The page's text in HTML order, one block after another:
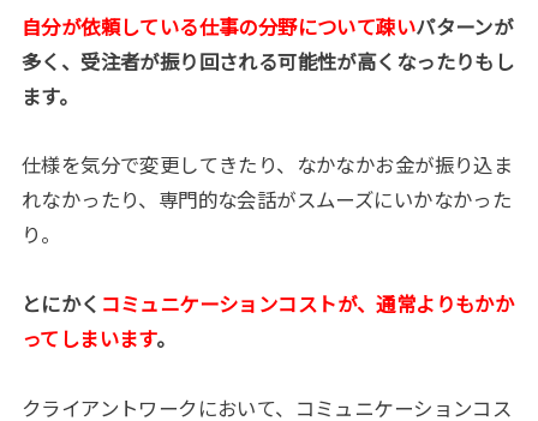
自分が依頼している仕事の分野について疎いパターンが
多く、受注者が振り回される可能性が高くなったりもし
ます。
仕様を気分で変更してきたり、なかなかお金が振り込ま
れなかったり、専門的な会話がスムーズにいかなかった
り。
とにかく コミュニケーションコストが、通常よりもかか
ってしまいます。
クライアントワークにおいて、コミュニケーションコス